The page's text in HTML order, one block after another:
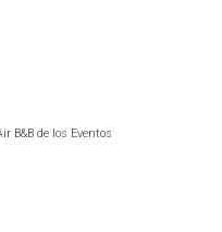
B&B de los Eventos